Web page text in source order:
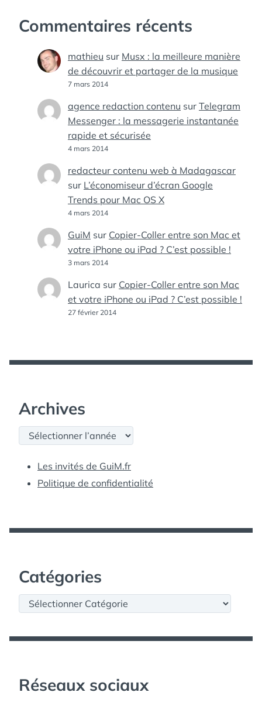
Commentaires récents
mathieu sur Musx : la meilleure manière
de découvrir et partager de la musique
7 mars 2014
agence redaction contenu sur Telegram
Messenger : la messagerie instantanée
rapide et sécurisée
4 mars 2014
redacteur contenu web à Madagascar
sur L’économiseur d’écran Google
Trends pour Mac OS X
4 mars 2014
GuiM sur Copier-Coller entre son Mac et
votre iPhone ou iPad ? C’est possible !
3 mars 2014
Laurica sur Copier-Coller entre son Mac
et votre iPhone ou iPad ? C’est possible !
27 février 2014
Archives
Archives
Les invités de GuiM.fr
Politique de confidentialité
Catégories
Catégories
Réseaux sociaux